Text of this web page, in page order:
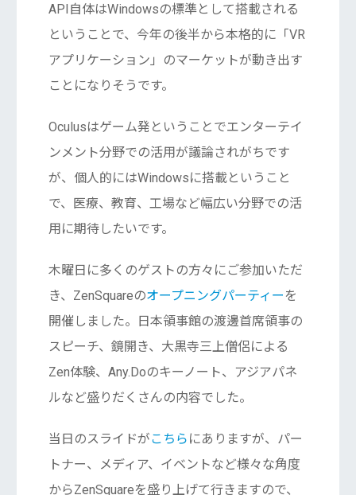
API自体はWindowsの標準として搭載される
ということで、今年の後半から本格的に「VR
アプリケーション」のマーケットが動き出す
ことになりそうです。
Oculusはゲーム発ということでエンターテイ
ンメント分野での活用が議論されがちです
が、個人的にはWindowsに搭載ということ
で、医療、教育、工場など幅広い分野での活
用に期待したいです。
木曜日に多くのゲストの方々にご参加いただ
き、ZenSquareのオープニングパーティー を
開催しました。日本領事館の渡邊首席領事の
スピーチ、鏡開き、大黒寺三上僧侶による
Zen体験、Any.Doのキーノート、アジアパネ
ルなど盛りだくさんの内容でした。
当日のスライドがこちら にありますが、パー
トナー、メディア、イベントなど様々な角度
からZenSquareを盛り上げて行きますので、